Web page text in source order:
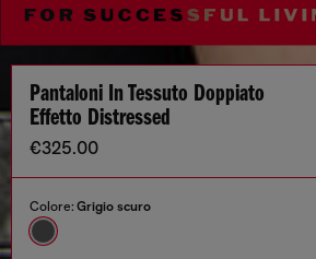
Pantaloni In Tessuto Doppiato
Effetto Distressed
€325.00
Colore: Grigio scuro